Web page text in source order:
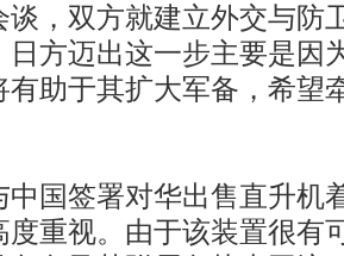
谈，双方就建立外交与防
日方迈出这一步主要是因
有助于其扩大军备，希望
签署对华出售直升机
度重视。由于该装置很有